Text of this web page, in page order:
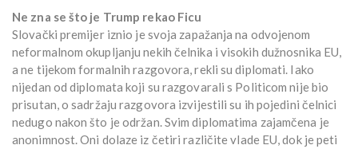
Ne zna se što je Trump rekao Ficu
Slovački premijer iznio je svoja zapažanja na odvojenom
neformalnom okupljanju nekih čelnika i visokih dužnosnika EU,
a ne tijekom formalnih razgovora, rekli su diplomati. Iako
nijedan od diplomata koji su razgovarali s Politicom nije bio
prisutan, o sadržaju razgovora izvijestili su ih pojedini čelnici
nedugo nakon što je održan. Svim diplomatima zajamčena je
anonimnost. Oni dolaze iz četiri različite vlade EU, dok je peti